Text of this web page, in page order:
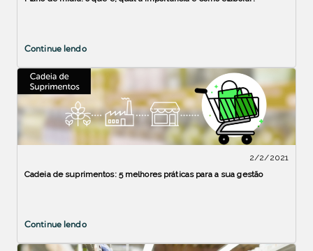
Continue lendo
2/2/2021
Cadeia de suprimentos: 5 melhores práticas para a sua gestão
Continue lendo